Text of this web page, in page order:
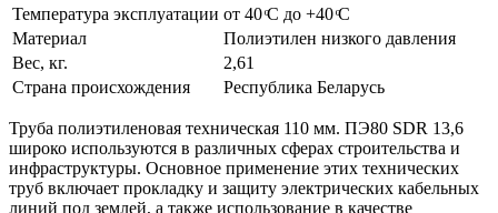
Температура эксплуатации от 40 ͦС до +40 ͦС
Материал
Полиэтилен низкого давления
Вес, кг.
2,61
Страна происхождения
Республика Беларусь
Труба полиэтиленовая техническая 110 мм. ПЭ80 SDR 13,6
широко используются в различных сферах строительства и
инфраструктуры. Основное применение этих технических
труб включает прокладку и защиту электрических кабельных
линий под землей, а также использование в качестве